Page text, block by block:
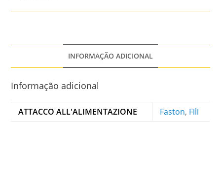
INFORMAÇÃO ADICIONAL
Informação adicional
ATTACCO ALL'ALIMENTAZIONE Faston, Fili